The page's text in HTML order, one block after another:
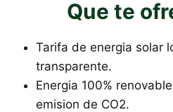
Que te
Tarifa de energia solar
transparente.
Energia 100%
emision de CO2.